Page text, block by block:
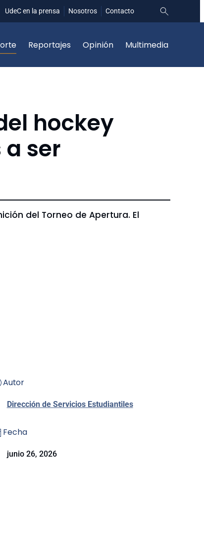
UdeC en la prensa Nosotros Contacto
Reportajes Opinión Multimedia
hockey
ser
del Torneo de Apertura. El
Autor
Dirección de Servicios Estudiantiles
Fecha
junio 26, 2026